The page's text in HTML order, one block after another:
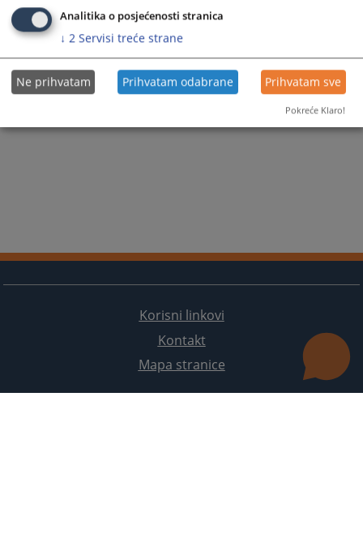
Korisni linkovi
Kontakt
Mapa stranice
Analitika o posjećenosti stranica
↓ 2 Servisi treće strane
Ne prihvatam Prihvatam odabrane Prihvatam sve
Pokreće Klaro!